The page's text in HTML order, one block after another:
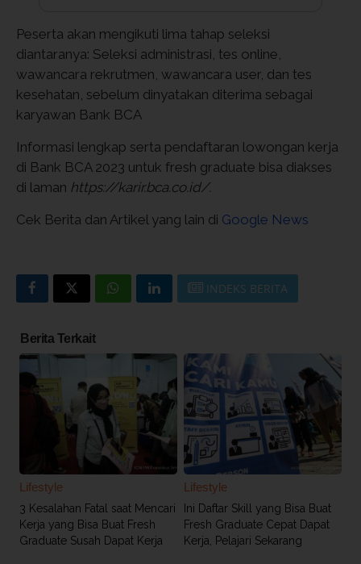
Peserta akan mengikuti lima tahap seleksi
diantaranya: Seleksi administrasi, tes online,
wawancara rekrutmen, wawancara user, dan tes
kesehatan, sebelum dinyatakan diterima sebagai
karyawan Bank BCA
Informasi lengkap serta pendaftaran lowongan kerja
di Bank BCA 2023 untuk fresh graduate bisa diakses
di laman https://karir.bca.co.id/.
Cek Berita dan Artikel yang lain di Google News
INDEKS BERITA
Berita Terkait
Lifestyle
3 Kesalahan Fatal saat Mencari
Kerja yang Bisa Buat Fresh
Graduate Susah Dapat Kerja
Lifestyle
Ini Daftar Skill yang Bisa Buat
Fresh Graduate Cepat Dapat
Kerja, Pelajari Sekarang